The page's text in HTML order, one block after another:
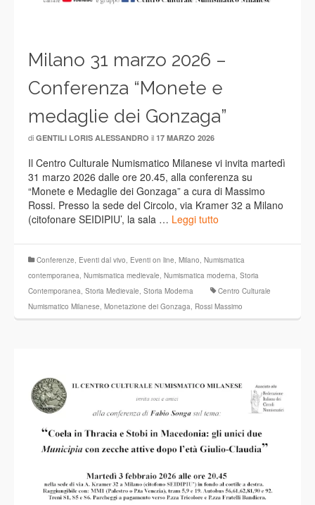
Milano 31 marzo 2026 –
Conferenza “Monete e
medaglie dei Gonzaga”
di GENTILI LORIS ALESSANDRO il 17 MARZO 2026
Il Centro Culturale Numismatico Milanese vi invita martedì
31 marzo 2026 dalle ore 20.45, alla conferenza su
“Monete e Medaglie dei Gonzaga” a cura di Massimo
Rossi. Presso la sede del Circolo, via Kramer 32 a Milano
(citofonare SEIDIPIU’, la sala … Leggi tutto
Conferenze Eventi dal vivo Eventi on line Milano Numismatica
contemporanea Numismatica medievale Numismatica moderna Storia
Contemporanea Storia Medievale Storia Moderna
Centro Culturale
Numismatico Milanese Monetazione dei Gonzaga Rossi Massimo